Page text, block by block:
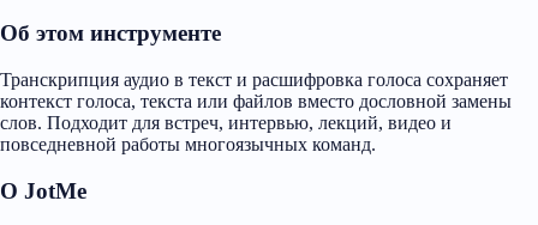
Об этом инструменте
Транскрипция аудио в текст и расшифровка голоса сохраняет
контекст голоса, текста или файлов вместо дословной замены
слов. Подходит для встреч, интервью, лекций, видео и
повседневной работы многоязычных команд.
О JotMe